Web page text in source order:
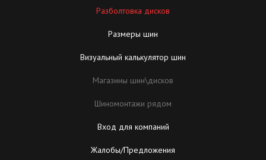
Разболтовка дисков
Размеры шин
Визуальный калькулятор шин
Магазины шин\дисков
Шиномонтажи рядом
Вход для компаний
Жалобы/Предложения